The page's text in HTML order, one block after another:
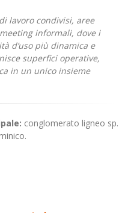
lavoro condivisi, aree
informali, dove i
d’uso più dinamica e
superfici operative,
in un unico insieme
conglomerato ligneo sp.